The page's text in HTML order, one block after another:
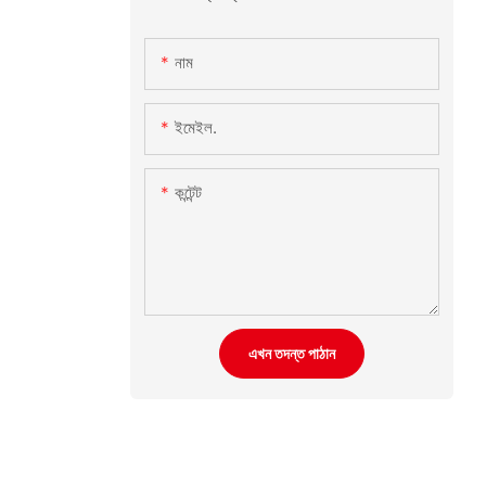
নাম
ইমেইল.
কন্টেন্ট
এখন তদন্ত পাঠান